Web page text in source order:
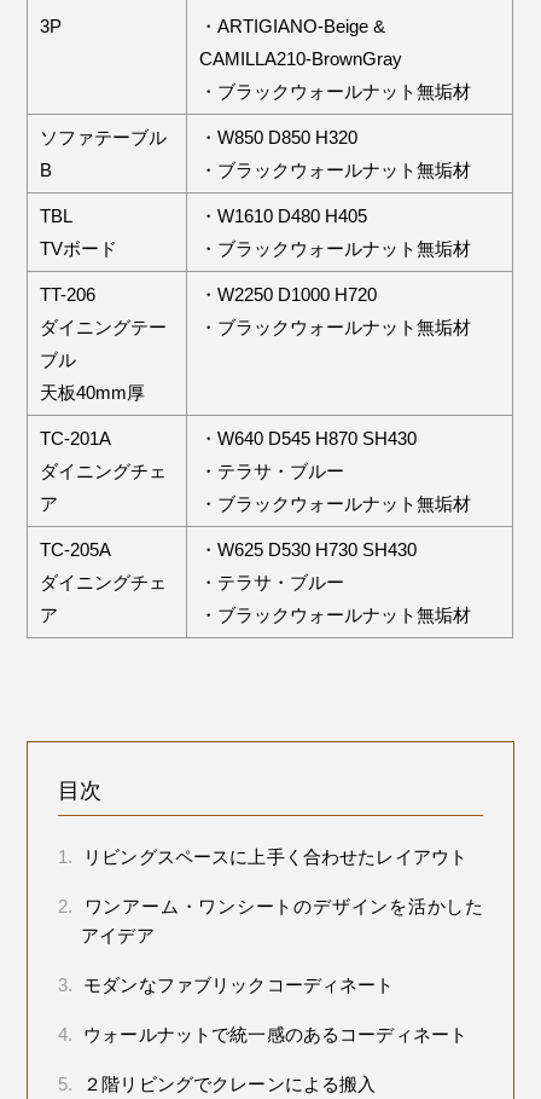
3P
・ARTIGIANO-Beige &
CAMILLA210-BrownGray
・ブラックウォールナット無垢材
ソファテーブル
B
・W850 D850 H320
・ブラックウォールナット無垢材
TBL
TVボード
・W1610 D480 H405
・ブラックウォールナット無垢材
TT-206
ダイニングテー
ブル
天板40mm厚
・W2250 D1000 H720
・ブラックウォールナット無垢材
TC-201A
ダイニングチェ
ア
・W640 D545 H870 SH430
・テラサ・ブルー
・ブラックウォールナット無垢材
TC-205A
ダイニングチェ
ア
・W625 D530 H730 SH430
・テラサ・ブルー
・ブラックウォールナット無垢材
目次
1. リビングスペースに上手く合わせたレイアウト
2.
ワンアーム・ワンシートのデザインを活かした
アイデア
3. モダンなファブリックコーディネート
4. ウォールナットで統一感のあるコーディネート
5. ２階リビングでクレーンによる搬入